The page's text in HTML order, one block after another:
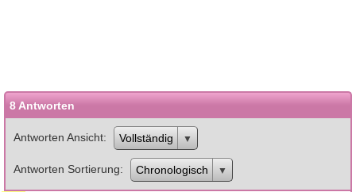
8 Antworten
Antworten Ansicht Vollständig
Antworten Sortierung Chronologisch